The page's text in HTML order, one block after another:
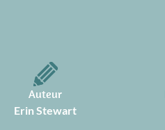
Auteur
Erin Stewart